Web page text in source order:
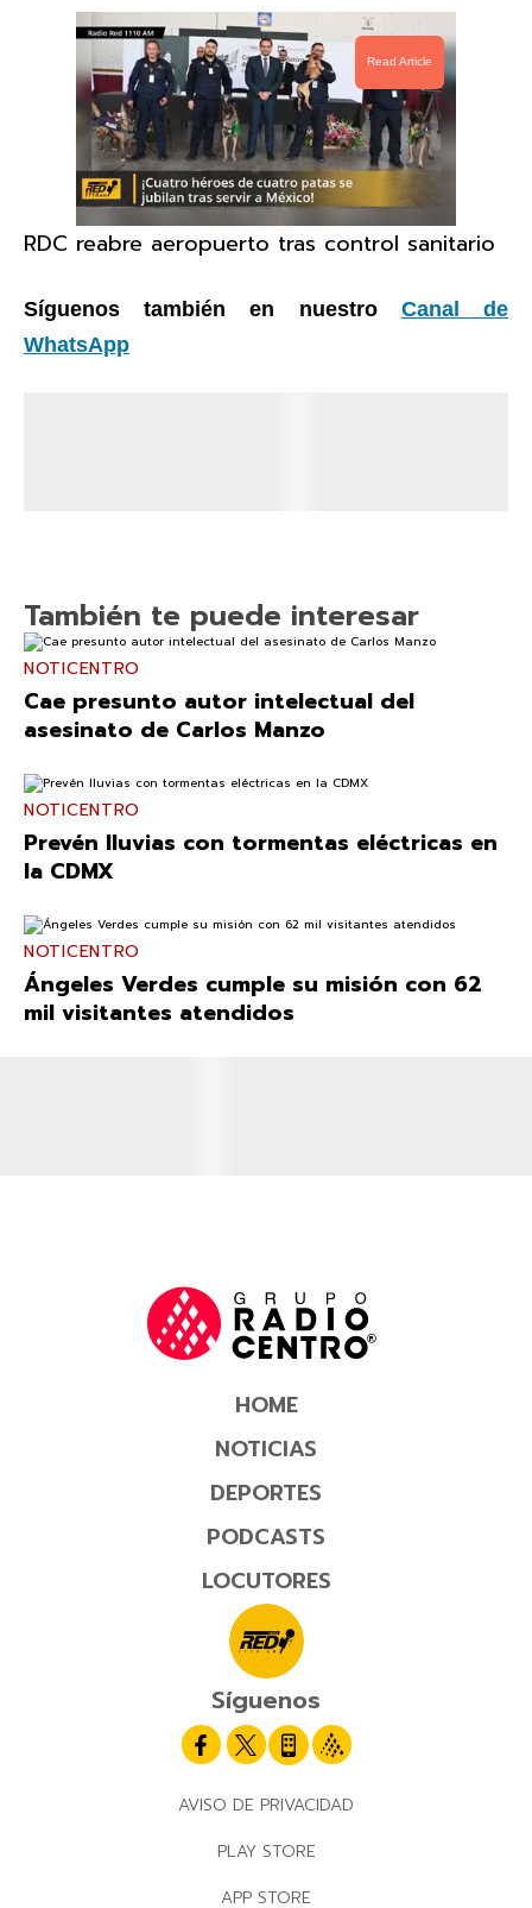
Read Article
RDC reabre aeropuerto tras control sanitario
Síguenos también en nuestro Canal de
WhatsApp
También te puede interesar
NOTICENTRO
Cae presunto autor intelectual del
asesinato de Carlos Manzo
NOTICENTRO
Prevén lluvias con tormentas eléctricas en
la CDMX
NOTICENTRO
Ángeles Verdes cumple su misión con 62
mil visitantes atendidos
HOME
NOTICIAS
DEPORTES
PODCASTS
LOCUTORES
Síguenos
AVISO DE PRIVACIDAD
PLAY STORE
APP STORE